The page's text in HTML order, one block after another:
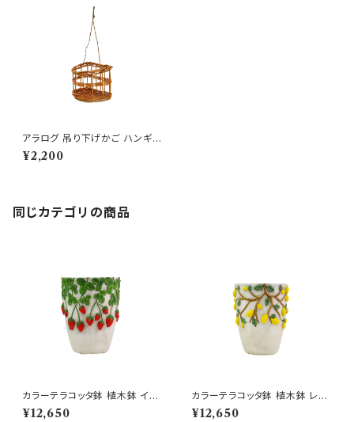
アラログ 吊り下げかご ハンギン
グ 半円柱 アーチ 植物
¥2,200
同じカテゴリの商品
カラーテラコッタ鉢 植木鉢 イチ
ゴS 8号 おしゃれ
¥12,650
カラーテラコッタ鉢 植木鉢 レモ
ンS 8号 おしゃれ
¥12,650